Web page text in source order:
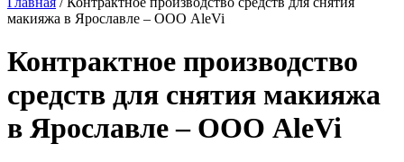
макияжа в Ярославле – ООО AleVi
Контрактное производство
средств для снятия макияжа
в Ярославле – ООО AleVi